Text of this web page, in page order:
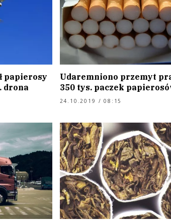
papierosy
drona
Udaremniono przemyt
350 tys. paczek
24.10.2019 / 08:15